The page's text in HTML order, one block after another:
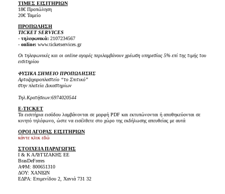
ΤΙΜΕΣ ΕΙΣΙΤΗΡΙΩΝ
18€ Προπώληση
20€ Ταμείο
ΠΡΟΠΩΛΗΣΗ
TICKET SERVICES
- τηλεφωνικά:2107234567
- online:www.ticketservices.gr
Οι τηλεφωνικές και οι online αγορές περιλαμβάνουν χρέωση υπηρεσίας 5% επί της τιμής του
εισιτηρίου
ΦΥΣΙΚΑ ΣΗΜΕΙΟ ΠΡΟΠΩΛΗΣΗΣ
Αρτοζαχαροπλαστείο “το Σπιτικό”
στην πλατεία Δικαστηρίων
Τηλ.Κρατήσεων:6974020544
E-TICKET
Τα εισιτήρια εισόδου λαμβάνονται σε μορφή PDF και εκτυπώνονται ή αποθηκεύονται σε
κινητό τηλέφωνο, ώστε να εισέλθετε στο χώρο της εκδήλωσης απευθείας με αυτά
ΟΡΟΙ ΑΓΟΡΑΣ ΕΙΣΙΤΗΡΙΩΝ
κάντε κλικ εδώ
ΣΤΟΙΧΕΙΑ ΠΑΡΑΓΩΓΗΣ
Ι & Κ ΑΛΥΓΙΖΑΚΗΣ ΕΕ
BrasDeFreres
ΑΦΜ: 800651310
ΔΟΥ: ΧΑΝΙΩΝ
ΕΔΡΑ: Επιμενίδου 2, Χανιά 731 32